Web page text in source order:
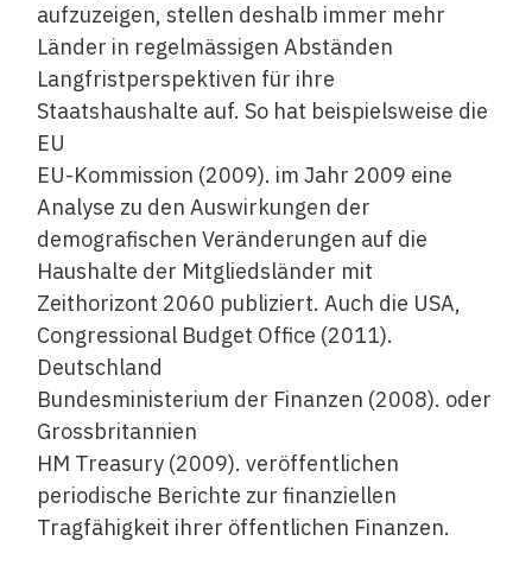
aufzuzeigen, stellen deshalb immer mehr
Länder in regelmässigen Abständen
Langfristperspektiven für ihre
Staatshaushalte auf. So hat beispielsweise die
EU
EU-Kommission (2009). im Jahr 2009 eine
Analyse zu den Auswirkungen der
demografischen Veränderungen auf die
Haushalte der Mitgliedsländer mit
Zeithorizont 2060 publiziert. Auch die USA,
Congressional Budget Office (2011).
Deutschland
Bundesministerium der Finanzen (2008). oder
Grossbritannien
HM Treasury (2009). veröffentlichen
periodische Berichte zur finanziellen
Tragfähigkeit ihrer öffentlichen Finanzen.